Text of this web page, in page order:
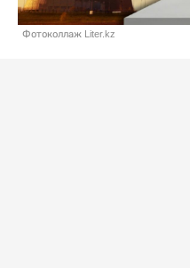
Фотоколлаж Liter.kz